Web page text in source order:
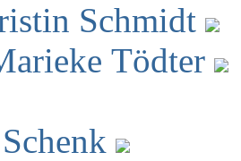
Schmidt
Tödter